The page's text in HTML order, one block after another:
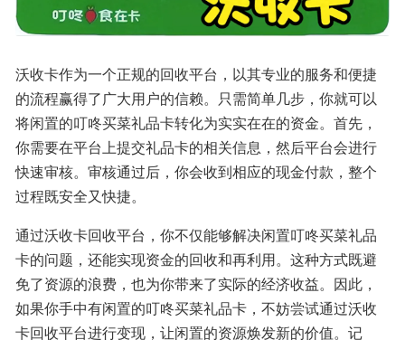
沃收卡作为一个正规的回收平台，以其专业的服务和便捷
的流程赢得了广大用户的信赖。只需简单几步，你就可以
将闲置的叮咚买菜礼品卡转化为实实在在的资金。首先，
你需要在平台上提交礼品卡的相关信息，然后平台会进行
快速审核。审核通过后，你会收到相应的现金付款，整个
过程既安全又快捷。
通过沃收卡回收平台，你不仅能够解决闲置叮咚买菜礼品
卡的问题，还能实现资金的回收和再利用。这种方式既避
免了资源的浪费，也为你带来了实际的经济收益。因此，
如果你手中有闲置的叮咚买菜礼品卡，不妨尝试通过沃收
卡回收平台进行变现，让闲置的资源焕发新的价值。记